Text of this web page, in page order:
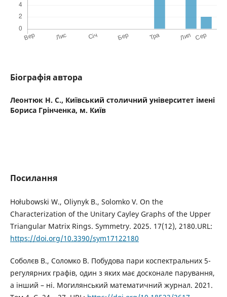
Біографія автора
Леонтюк Н. С., Київський столичний університет імені
Бориса Грінченка, м. Київ
Посилання
Hołubowski W., Oliynyk B., Solomko V. On the
Characterization of the Unitary Cayley Graphs of the Upper
Triangular Matrix Rings. Symmetry. 2025. 17(12), 2180.URL:
https://doi.org/10.3390/sym17122180
Соболєв В., Соломко В. Побудова пари коспектральних 5-
регулярних графів, один з яких має досконале парування,
а інший – ні. Могилянський математичний журнал. 2021.